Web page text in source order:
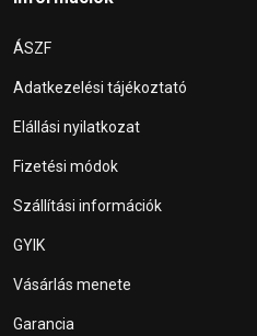
ÁSZF
Adatkezelési tájékoztató
Elállási nyilatkozat
Fizetési módok
Szállítási információk
GYIK
Vásárlás menete
Garancia